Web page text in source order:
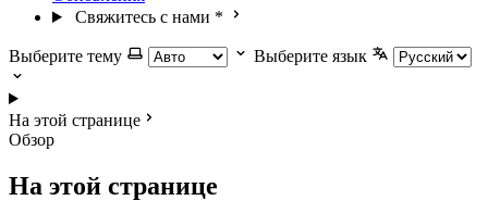
Свяжитесь с нами *
Выберите тему Выберите язык
На этой странице
Обзор
На этой странице